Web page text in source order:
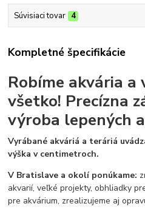
Súvisiaci tovar 4
Kompletné špecifikácie
Robíme akvária a
všetko! Precízna
výroba lepených
Vyrábané akváriá a teráriá
výška v centimetroch.
V Bratislave a okolí ponúkame:
akvarií, veľké projekty, obhliadky
pre akvárium, zrealizujeme aj